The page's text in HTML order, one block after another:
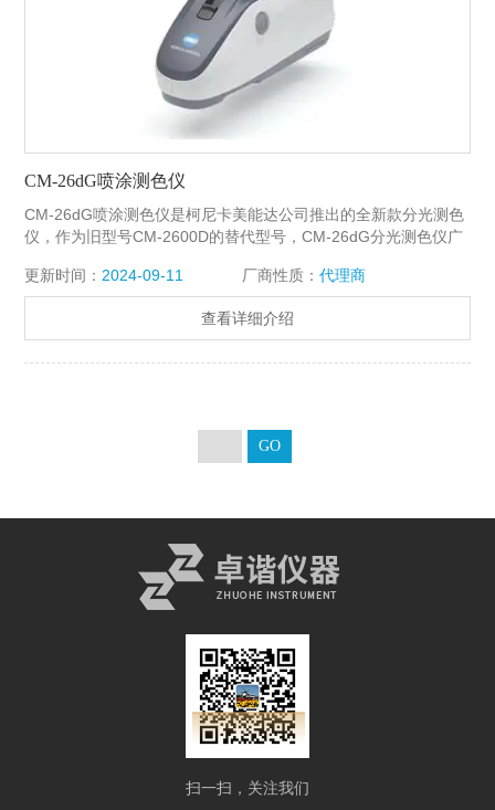
CM-26dG喷涂测色仪
CM-26dG喷涂测色仪是柯尼卡美能达公司推出的全新款分光测色
仪，作为旧型号CM-2600D的替代型号，CM-26dG分光测色仪广
够测量60度光泽度，大大提高工厂的工作效率。
更新时间： 2024-09-11 厂商性质： 代理商
查看详细介绍
扫一扫，关注我们